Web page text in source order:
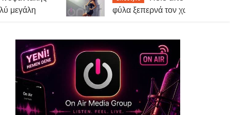
φύλα ξεπερνά τον χωρισμό πιο